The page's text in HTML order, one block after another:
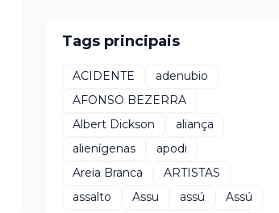
Tags principais
ACIDENTE
adenubio
AFONSO BEZERRA
Albert Dickson
aliança
alienígenas
apodi
Areia Branca
ARTISTAS
assalto
Assu assú
Assú